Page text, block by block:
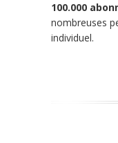
100.000
nombreuses
individuel.